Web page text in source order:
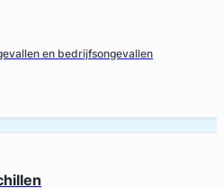
en bedrijfsongevallen